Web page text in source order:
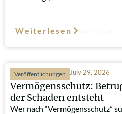
Weiterlesen
Veröffentlichungen July 29, 2026
Vermögensschutz:
der Schaden entsteht
Wer nach “Vermögensschutz”